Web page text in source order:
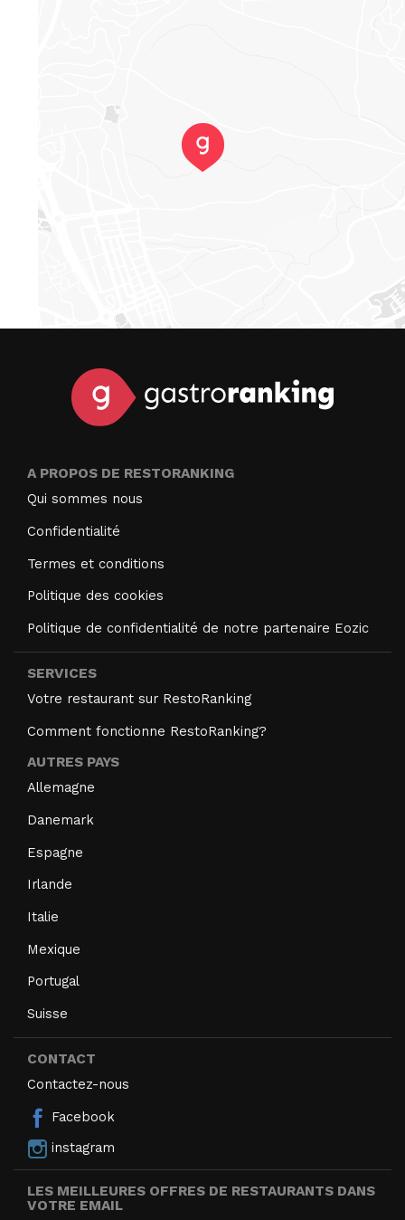
A PROPOS DE RESTORANKING
Qui sommes nous
Confidentialité
Termes et conditions
Politique des cookies
Politique de confidentialité de notre partenaire Eozic
SERVICES
Votre restaurant sur RestoRanking
Comment fonctionne RestoRanking?
AUTRES PAYS
Allemagne
Danemark
Espagne
Irlande
Italie
Mexique
Portugal
Suisse
CONTACT
Contactez-nous
Facebook
instagram
LES MEILLEURES OFFRES DE RESTAURANTS DANS
VOTRE EMAIL